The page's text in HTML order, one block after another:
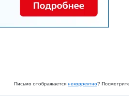
Письмо отображается некорректно? Посмотрите